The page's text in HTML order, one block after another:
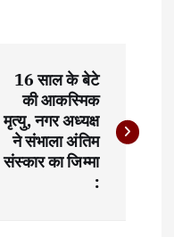
16 साल के बेटे
की आकस्मिक
मृत्यु, नगर अध्यक्ष
ने संभाला अंतिम
संस्कार का जिम्मा
: